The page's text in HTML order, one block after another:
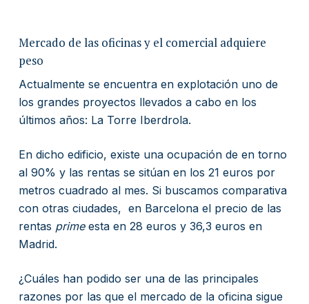
Mercado de las oficinas y el comercial adquiere
peso
Actualmente se encuentra en explotación uno de
los grandes proyectos llevados a cabo en los
últimos años: La Torre Iberdrola.
En dicho edificio, existe una ocupación de en torno
al 90% y las rentas se sitúan en los 21 euros por
metros cuadrado al mes. Si buscamos comparativa
con otras ciudades, en Barcelona el precio de las
rentas prime esta en 28 euros y 36,3 euros en
Madrid.
¿Cuáles han podido ser una de las principales
razones por las que el mercado de la oficina sigue